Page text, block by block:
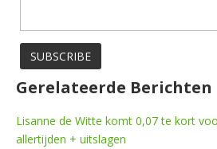
Gerelateerde Berichten
Lisanne de Witte komt 0,07 te kort
allertijden + uitslagen